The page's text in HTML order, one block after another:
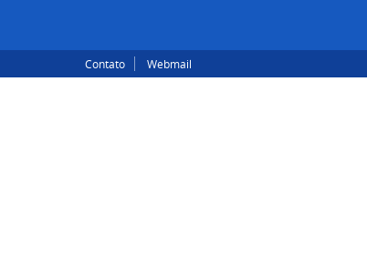
Contato Webmail